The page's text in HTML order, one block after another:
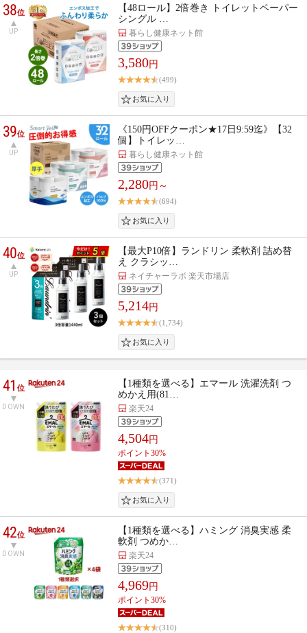
38位
UP
【48ロール】2倍巻き トイレットペーパー
シングル …
暮らし健康ネット館
3,580円
(499)
39位
UP
《150円OFFクーポン★17日9:59迄》【32
個】トイレッ…
暮らし健康ネット館
2,280円～
(694)
40位
UP
【最大P10倍】ランドリン 柔軟剤 詰め替
え クラシッ…
ネイチャーラボ 楽天市場店
5,214円
(1,734)
41位
DOWN
【1種類を選べる】エマール 洗濯洗剤 つ
めかえ用(81…
楽天24
4,504円
ポイント30%
(371)
42位
DOWN
【1種類を選べる】ハミング 消臭実感 柔
軟剤 つめか…
楽天24
4,969円
ポイント30%
(310)